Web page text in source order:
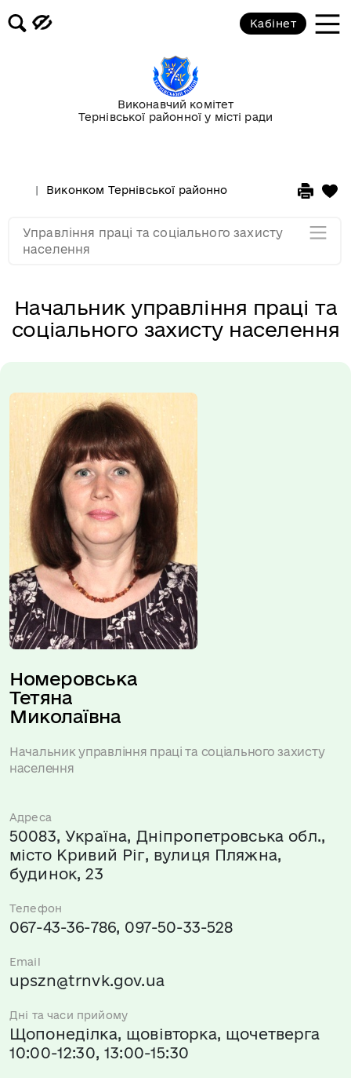
Виконавчий комітет
Тернівської районної у місті ради
Кабінет
Виконком Тернівської районної у місті ради
Начальник управління праці та
соціального захисту населення
Номеровська
Тетяна
Миколаївна
Начальник управління праці та соціального захисту
населення
Адреса
50083, Україна, Дніпропетровська обл.,
місто Кривий Ріг, вулиця Пляжна,
будинок, 23
Телефон
067-43-36-786, 097-50-33-528
Email
upszn@trnvk.gov.ua
Дні та часи прийому
Щопонеділка, щовівторка, щочетверга
10:00-12:30, 13:00-15:30
Управління праці та соціального захисту
населення
Відділ соціально-трудових
відносин
Відділ соціальної підтримки
Відділ правового забезпечення
Мапа розділу